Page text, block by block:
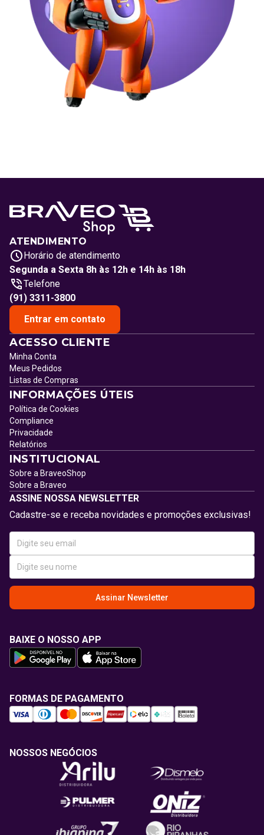
ATENDIMENTO
Horário de atendimento
Segunda a Sexta 8h às 12h e 14h às 18h
Telefone
(91) 3311-3800
Entrar em contato
ACESSO CLIENTE
Minha Conta
Meus Pedidos
Listas de Compras
INFORMAÇÕES ÚTEIS
Política de Cookies
Compliance
Privacidade
Relatórios
INSTITUCIONAL
Sobre a BraveoShop
Sobre a Braveo
ASSINE NOSSA NEWSLETTER
Cadastre-se e receba novidades e promoções exclusivas!
Assinar Newsletter
BAIXE O NOSSO APP
FORMAS DE PAGAMENTO
NOSSOS NEGÓCIOS